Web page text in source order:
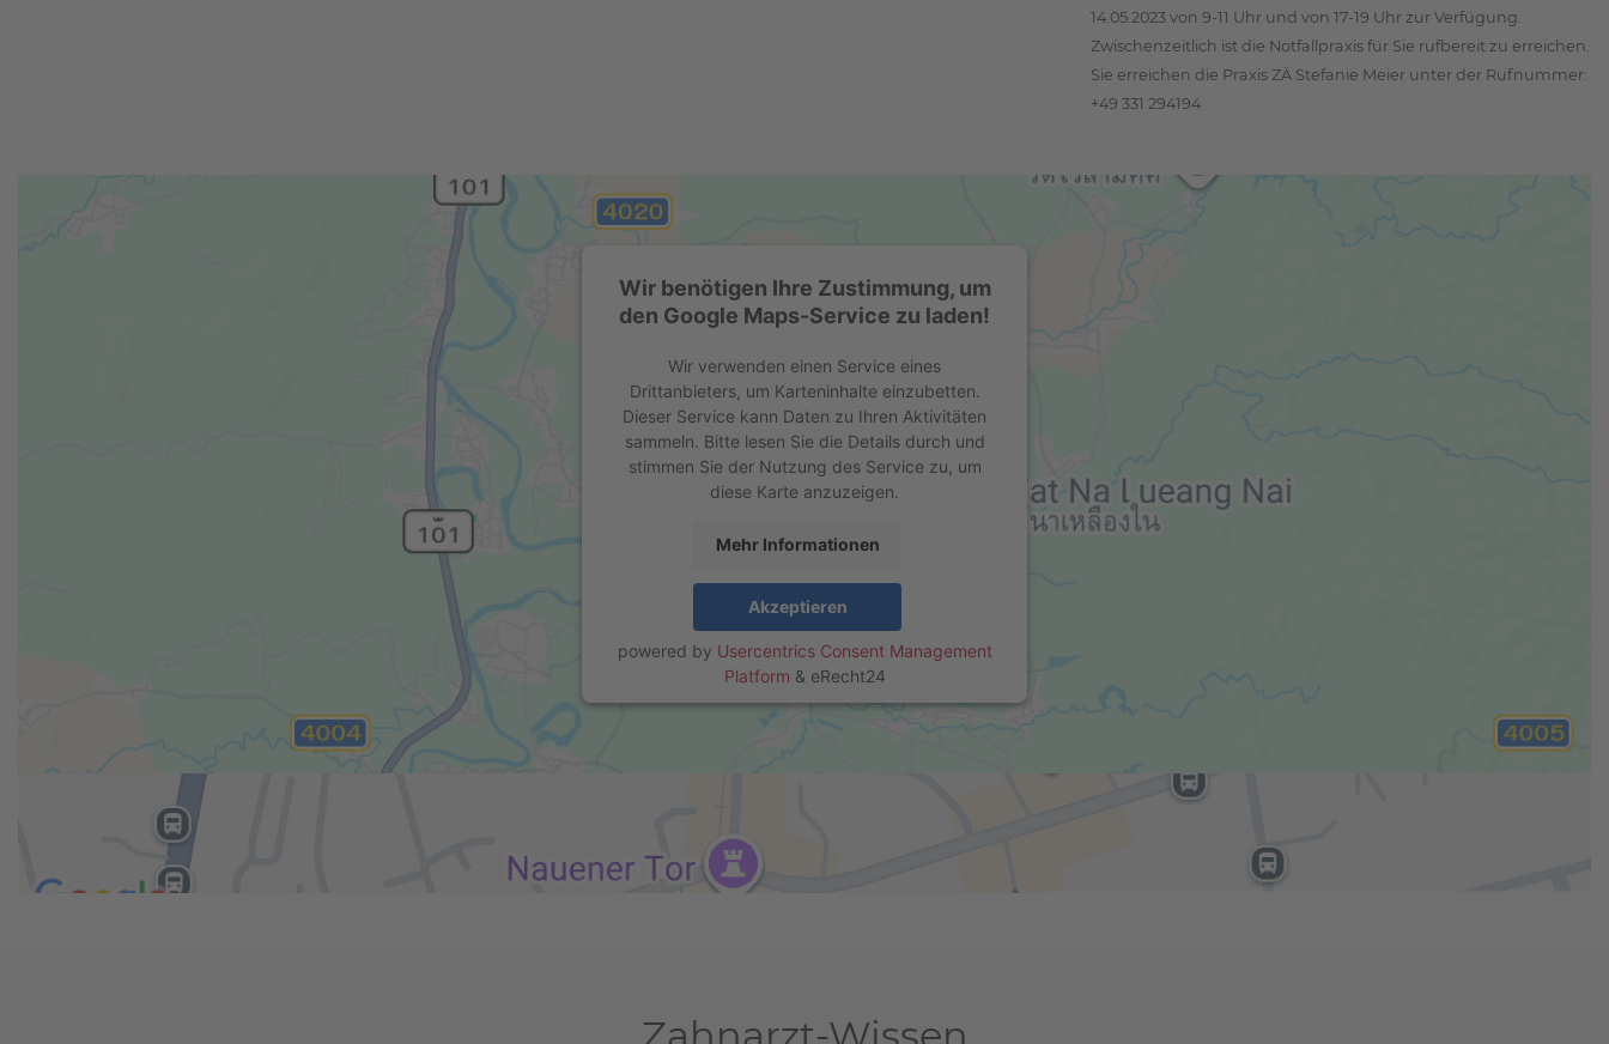
14.05.2023 von 9-11 Uhr und von 17-19 Uhr zur Verfügung.
Zwischenzeitlich ist die Notfallpraxis für Sie rufbereit zu erreichen.
Sie erreichen die Praxis ZÄ Stefanie Meier unter der Rufnummer:
+49 331 294194
Wir benötigen Ihre Zustimmung, um
den Google Maps-Service zu laden!
Wir verwenden einen Service eines
Drittanbieters, um Karteninhalte einzubetten.
Dieser Service kann Daten zu Ihren Aktivitäten
sammeln. Bitte lesen Sie die Details durch und
stimmen Sie der Nutzung des Service zu, um
diese Karte anzuzeigen.
Mehr Informationen
Akzeptieren
powered by Usercentrics Consent Management
Platform & eRecht24
Zahnarzt-Wissen